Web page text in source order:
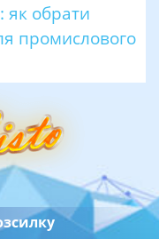
як обрати
промислового